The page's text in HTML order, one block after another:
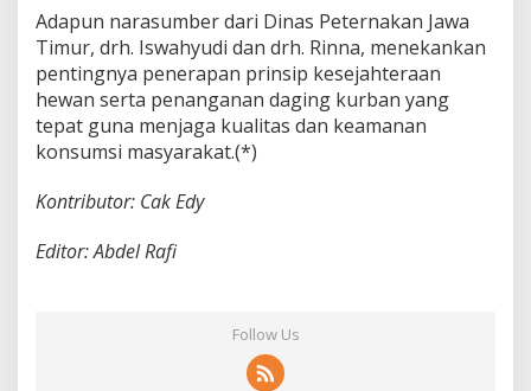
Adapun narasumber dari Dinas Peternakan Jawa
Timur, drh. Iswahyudi dan drh. Rinna, menekankan
pentingnya penerapan prinsip kesejahteraan
hewan serta penanganan daging kurban yang
tepat guna menjaga kualitas dan keamanan
konsumsi masyarakat.(*)
Kontributor: Cak Edy
Editor: Abdel Rafi
Follow Us